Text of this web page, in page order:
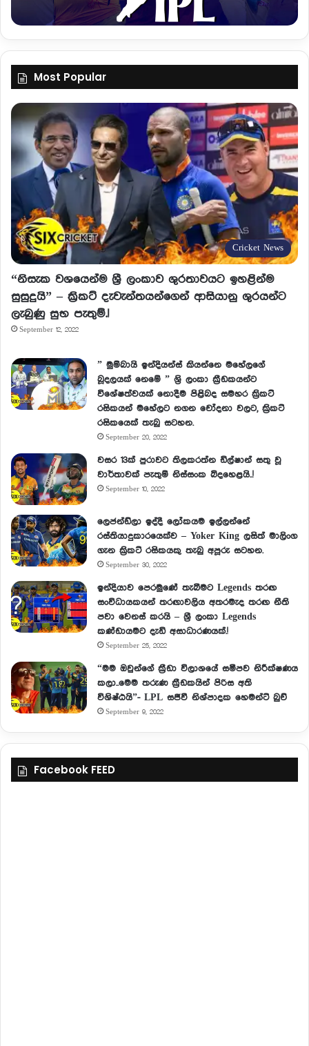
Most Popular
Cricket News
“නිසැක වශයෙන්ම ශ්‍රී ලංකාව ශුරතාවයට ඉහළින්ම
සුසුදුයි” – ක්‍රිකට් දැවැන්තයන්ගෙන් ආසියානු ශුරයන්ට
ලැබුණු සුභ පැතුම්.!
September 12, 2022
” මුම්බායි ඉන්දියන්ස් කියන්නෙ මහේලගේ
බූදලයක් නෙමේ ” ශ්‍රි ලංකා ක්‍රීඩකයන්ට
විශේෂත්වයක් නොදීම පිළිබද සමහර ක්‍රිකට්
රසිකයන් මහේලට නගන චෝදනා වලට, ක්‍රිකට්
රසිකයෙක් තැබු සටහන.
September 20, 2022
වසර 13ක් පුරාවට තිලකරත්න ඩිල්ෂාන් සතු වූ
වාර්තාවක් පැතුම් නිස්සංක බිදහෙළයි..!
September 10, 2022
ලෙජන්ඩ්ලා ඉද්දී ලෝකයම ඉල්ලන්නේ
රස්තියාදුකාරයෙක්ව – Yoker King ලසිත් මාලිංග
ගැන ක්‍රිකට් රසිකයකු තැබු අපූරු සටහන.
September 30, 2022
ඉන්දියාව පෙරමුණේ තැබීමට Legends තරඟ
සංවිධායකයන් තරඟාවලිය අතරමැද තරඟ නීති
පවා වෙනස් කරයි – ශ්‍රී ලංකා Legends
කණ්ඩායමට දැඩි අසාධාරණයක්.!
September 25, 2022
“මම ඔවුන්ගේ ක්‍රීඩා විලාශයේ සමීපව නිරීක්ෂණය
කලා..මෙම තරුණ ක්‍රීඩකයින් පිරිස අති
විශිෂ්ඨයි”- LPL සජීවී නිශ්පාදක හෙමන්ට් බුච්
September 9, 2022
Facebook FEED